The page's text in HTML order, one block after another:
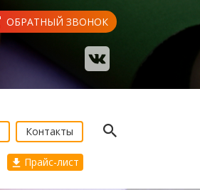
ОБРАТНЫЙ ЗВОНОК
Контакты
Прайс-лист